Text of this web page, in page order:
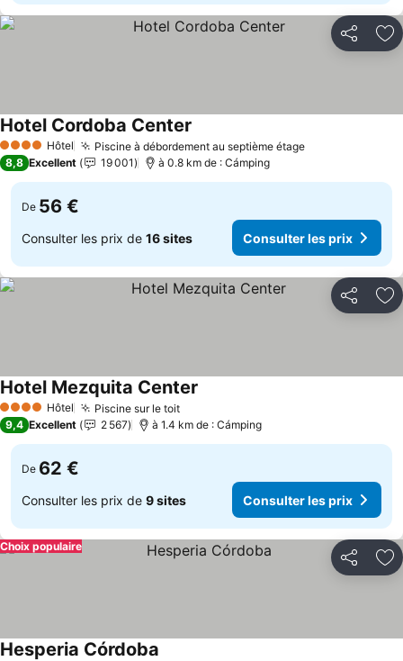
Partager
4 Étoiles Hôtel Piscine à débordement au septième étage
Hotel Cordoba Center
8,8 Excellent 19 001 à 0.8 km de : Cámping
De 56 €
Consulter les prix de 16 sites Consulter les prix
Partager
4 Étoiles Hôtel Piscine sur le toit
Hotel Mezquita Center
9,4 Excellent 2 567 à 1.4 km de : Cámping
De 62 €
Consulter les prix de 9 sites Consulter les prix
Partager
Choix populaire
Hesperia Córdoba